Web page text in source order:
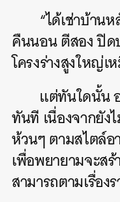
“ได้เช่าบ้าน
คืนนอน ตีสอง ปิด
โครงร่างสูงใหญ่เ
แต่ทันใดนั้น
ทันที เนื่องจากยังไ
ห้วนๆ ตามสไตล์อ
เพื่อพยายามจะส
สามารถตามเรื่อง